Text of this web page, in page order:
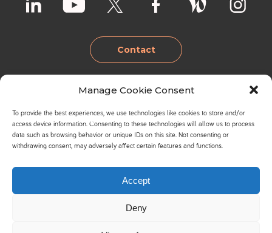
Manage Cookie Consent
To provide the best experiences, we use technologies like cookies to store and/or
access device information. Consenting to these technologies will allow us to process
data such as browsing behavior or unique IDs on this site. Not consenting or
withdrawing consent, may adversely affect certain features and functions.
Accept
Deny
Contact
+33 3 20 27 34 55
Parc de la Côte
Joire
Lyon
+33 6 37 49 03 66
Espace de
Coworking
60 Quai Perrache
69002 LYON
Voir la carte
Bruxelles Valence
Espace coworking
Le Moulin Digital
Nantes
+33 6 72 55 24 06
Marseille
+33 7 88 37 09 59
Paris